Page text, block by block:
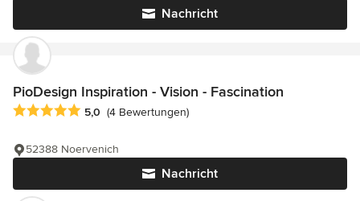
Nachricht
PioDesign Inspiration - Vision - Fascination
Durchschnittliche Bewertung: 5 von 5 Sternen
5,0 (4 Bewertungen)
Nachricht
52388 Noervenich